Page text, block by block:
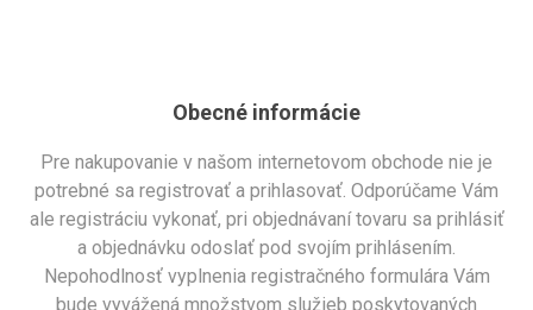
Obecné informácie
Pre nakupovanie v našom internetovom obchode nie je
potrebné sa registrovať a prihlasovať. Odporúčame Vám
ale registráciu vykonať, pri objednávaní tovaru sa prihlásiť
a objednávku odoslať pod svojím prihlásením.
Nepohodlnosť vyplnenia registračného formulára Vám
bude vyvážená množstvom služieb poskytovaných